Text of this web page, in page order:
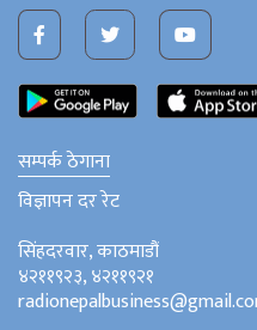
सम्पर्क ठेगाना
विज्ञापन दर रेट
सिंहदरवार, काठमाडौं
४२११९२३, ४२११९२१